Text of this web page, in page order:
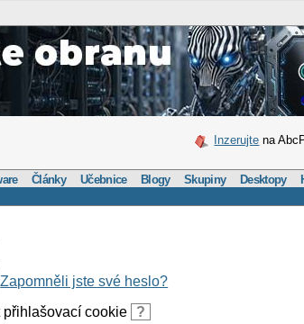
Inzerujte na
Články Učebnice Blogy Skupiny Desktopy
Zapomněli jste své heslo?
přihlašovací cookie
?